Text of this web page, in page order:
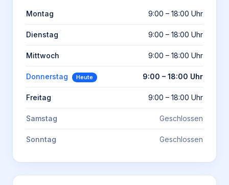
Montag 9:00 – 18:00 Uhr
Dienstag 9:00 – 18:00 Uhr
Mittwoch 9:00 – 18:00 Uhr
Donnerstag Heute 9:00 – 18:00 Uhr
Freitag 9:00 – 18:00 Uhr
Samstag Geschlossen
Sonntag Geschlossen